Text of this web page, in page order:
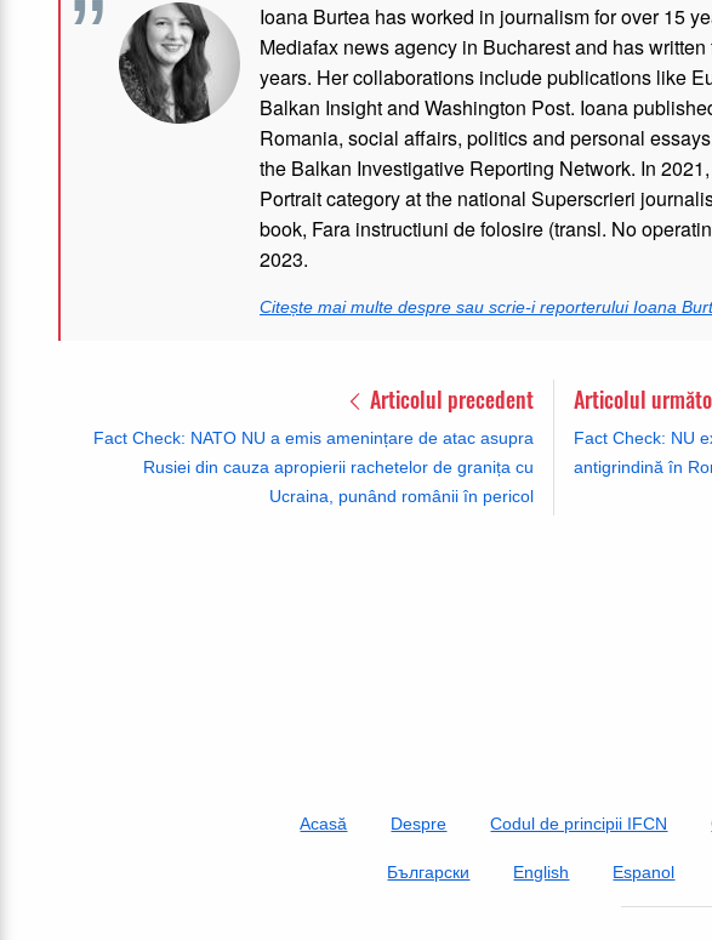
Ioana Burtea has worked in journalism for over 15
Mediafax news agency in Bucharest and has
years. Her collaborations include publications like
Balkan Insight and Washington Post. Ioana
Romania, social affairs, politics and personal
the Balkan Investigative Reporting Network. In
Portrait category at the national Superscrieri
book, Fara instructiuni de folosire (transl. No
2023.
Citește mai multe despre sau scrie-i reporterului Ioana
Articolul precedent
Fact Check: NATO NU a emis amenințare de atac asupra
Rusiei din cauza apropierii rachetelor de granița cu
Ucraina, punând românii în pericol
Articolul
Fact Check: NU
antigrindină în
Acasă Despre Codul de principii IFCN
Български English Espanol